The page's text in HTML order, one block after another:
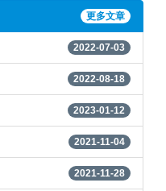
更多文章
2022-07-03
2022-08-18
2023-01-12
2021-11-04
2021-11-28